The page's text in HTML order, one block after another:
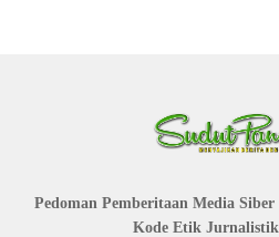
Pedoman Pemberitaan Media Siber
Kode Etik Jurnalistik